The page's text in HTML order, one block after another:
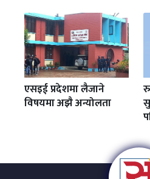
एसइई प्रदेशमा लैजाने
विषयमा अझै अन्योलता